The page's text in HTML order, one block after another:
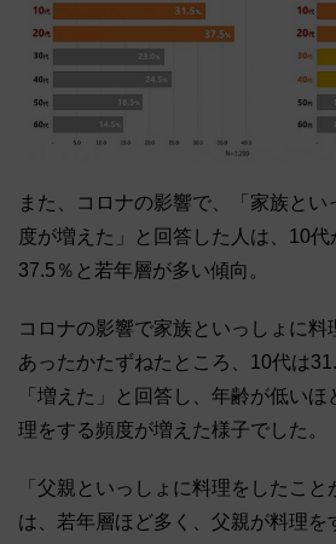
また、コロナの影響で、「家族とい
度が増えた」と回答した人は、10
37.5％と若年層が多い傾向。
コロナの影響で家族といっしょに
あったかたずねたところ、10代は
「増えた」と回答し、年齢が低い
理をする頻度が増えた様子でした。
「父親といっしょに料理をしたこ
は、若年層ほど多く、父親が料理を